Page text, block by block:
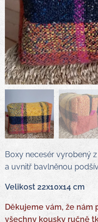
Boxy necesér vyrobený
a uvnitř bavlněnou
Velikost 22x10x14 cm
Děkujeme vám, že nám
všechny kousky ručně